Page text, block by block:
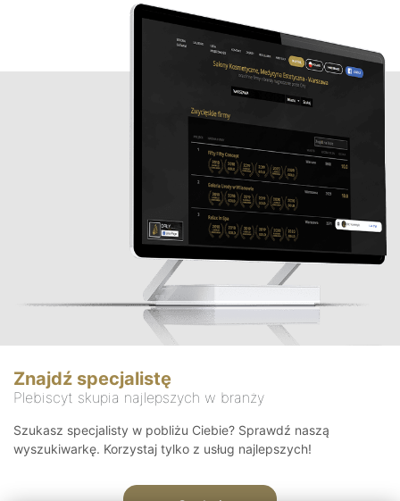
Znajdź specjalistę
Plebiscyt skupia najlepszych w branży
Szukasz specjalisty w pobliżu Ciebie? Sprawdź naszą
wyszukiwarkę. Korzystaj tylko z usług najlepszych!